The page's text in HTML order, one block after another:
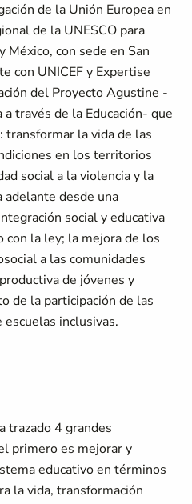
de la Unión Europea en
de la UNESCO para
México, con sede en San
con UNICEF y Expertise
del Proyecto Agustine -
través de la Educación- que
la vida de las
en los territorios
social a la violencia y la
adelante desde una
social y educativa
la ley; la mejora de los
a las comunidades
de jóvenes y
de la participación de las
inclusivas.
trazado 4 grandes
primero es mejorar y
educativo en términos
la vida, transformación